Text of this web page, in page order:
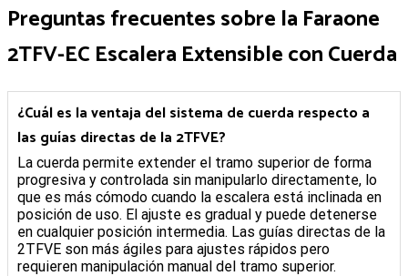
Preguntas frecuentes sobre la Faraone
2TFV-EC Escalera Extensible con Cuerda
¿Cuál es la ventaja del sistema de cuerda respecto a
las guías directas de la 2TFVE?
La cuerda permite extender el tramo superior de forma
progresiva y controlada sin manipularlo directamente, lo
que es más cómodo cuando la escalera está inclinada en
posición de uso. El ajuste es gradual y puede detenerse
en cualquier posición intermedia. Las guías directas de la
2TFVE son más ágiles para ajustes rápidos pero
requieren manipulación manual del tramo superior.